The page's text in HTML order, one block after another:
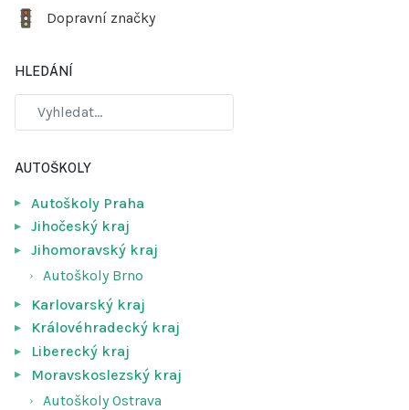
Dopravní značky
HLEDÁNÍ
AUTOŠKOLY
Autoškoly Praha
Jihočeský kraj
Jihomoravský kraj
Autoškoly Brno
Karlovarský kraj
Královéhradecký kraj
Liberecký kraj
Moravskoslezský kraj
Autoškoly Ostrava